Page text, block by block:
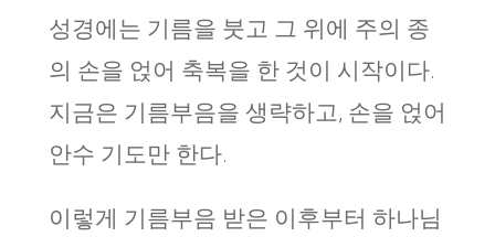
성경에는 기름을 붓고 그 위에 주의 종
의 손을 얹어 축복을 한 것이 시작이다.
지금은 기름부음을 생략하고, 손을 얹어
안수 기도만 한다.
이렇게 기름부음 받은 이후부터 하나님